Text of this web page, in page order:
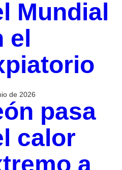
Mundial
el
de 2026
pasa
calor
a